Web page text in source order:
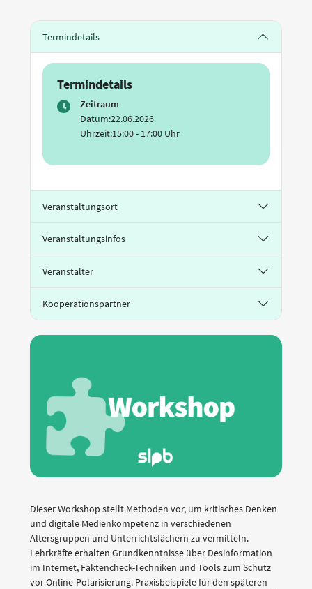
Termindetails
Termindetails
Zeitraum
Datum:22.06.2026
Uhrzeit:15:00 - 17:00 Uhr
Veranstaltungsort
Veranstaltungsinfos
Veranstalter
Kooperationspartner
Dieser Workshop stellt Methoden vor, um kritisches Denken
und digitale Medienkompetenz in verschiedenen
Altersgruppen und Unterrichtsfächern zu vermitteln.
Lehrkräfte erhalten Grundkenntnisse über Desinformation
im Internet, Faktencheck-Techniken und Tools zum Schutz
vor Online-Polarisierung. Praxisbeispiele für den späteren